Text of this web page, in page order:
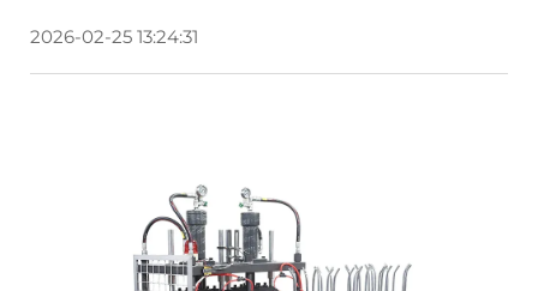
2026-02-25 13:24:31